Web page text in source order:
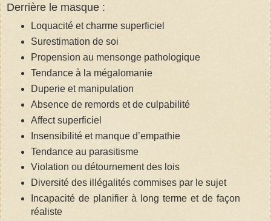
Derrière le masque :
Loquacité et charme superficiel
Surestimation de soi
Propension au mensonge pathologique
Tendance à la mégalomanie
Duperie et manipulation
Absence de remords et de culpabilité
Affect superficiel
Insensibilité et manque d’empathie
Tendance au parasitisme
Violation ou détournement des lois
Diversité des illégalités commises par le sujet
Incapacité de planifier à long terme et de façon
réaliste